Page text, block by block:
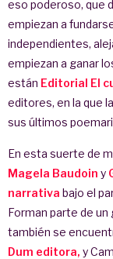
eso poderoso, que
empiezan a
independientes,
empiezan a ganar
están Editorial El
editores, en la que la
sus últimos
En esta suerte de
Magela Baudoin y
narrativa bajo el
Forman parte de
también se
Dum editora, y